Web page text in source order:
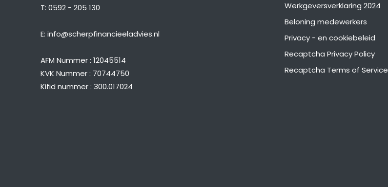
T:0592 - 205 130
E:info@scherpfinancieeladvies.nl
AFM Nummer : 12045514
KVK Nummer : 70744750
Kifid nummer : 300.017024
Werkgeversverklaring 2024
Beloning medewerkers
Privacy - en cookiebeleid
Recaptcha Privacy Policy
Recaptcha Terms of Service